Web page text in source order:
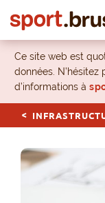
Ce site web est
données.
d’informations à